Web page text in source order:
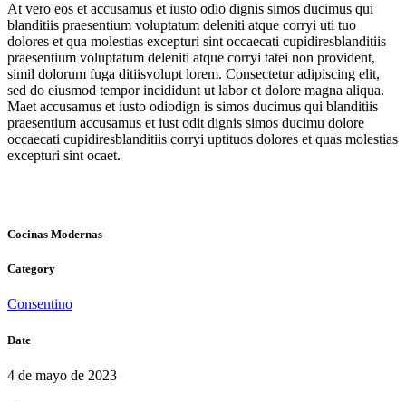
At vero eos et accusamus et iusto odio dignis simos ducimus qui
blanditiis praesentium voluptatum deleniti atque corryi uti tuo
dolores et qua molestias excepturi sint occaecati cupidiresblanditiis
praesentium voluptatum deleniti atque corryi tatei non provident,
simil dolorum fuga ditiisvolupt lorem. Consectetur adipiscing elit,
sed do eiusmod tempor incididunt ut labor et dolore magna aliqua.
Maet accusamus et iusto odiodign is simos ducimus qui blanditiis
praesentium accusamus et iust odit dignis simos ducimu dolore
occaecati cupidiresblanditiis corryi uptituos dolores et quas molestias
excepturi sint ocaet.
Cocinas Modernas
Category
Consentino
Date
4 de mayo de 2023